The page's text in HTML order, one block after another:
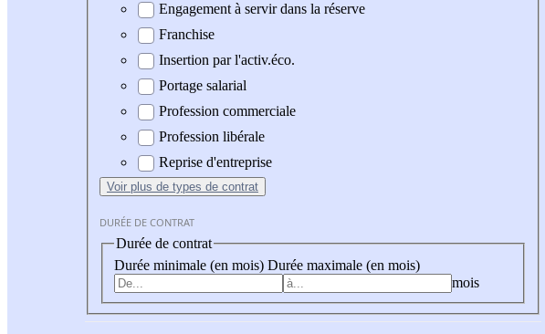
Engagement à servir dans la réserve
Franchise
Insertion par l'activ.éco.
Portage salarial
Profession commerciale
Profession libérale
Reprise d'entreprise
Voir plus de types de contrat
DURÉE DE CONTRAT
Durée de contrat
Durée minimale (en mois) Durée maximale (en mois)
mois